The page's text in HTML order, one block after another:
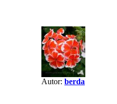
Autor: berda